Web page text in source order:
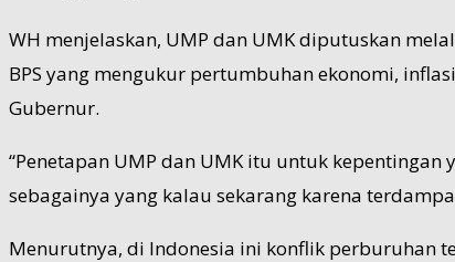
WH menjelaskan, UMP dan UMK diputuskan
BPS yang mengukur pertumbuhan ekonomi,
Gubernur.
“Penetapan UMP dan UMK itu untuk
sebagainya yang kalau sekarang karena
Menurutnya, di Indonesia ini konflik perburuhan